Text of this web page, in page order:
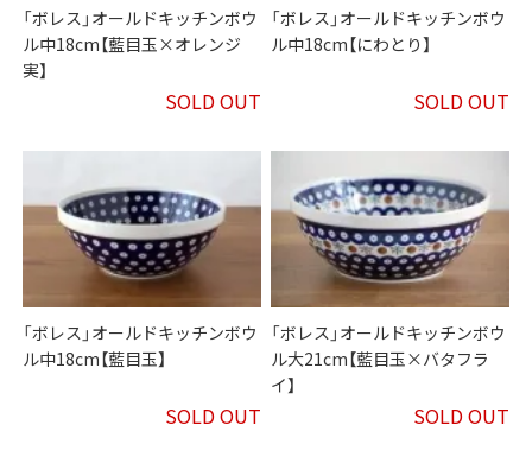
「ボレス」オールドキッチンボウ
ル中18cm【藍目玉×オレンジ
実】
SOLD OUT
「ボレス」オールドキッチンボウ
ル中18cm【にわとり】
SOLD OUT
「ボレス」オールドキッチンボウ
ル中18cm【藍目玉】
SOLD OUT
「ボレス」オールドキッチンボウ
ル大21cm【藍目玉×バタフラ
イ】
SOLD OUT